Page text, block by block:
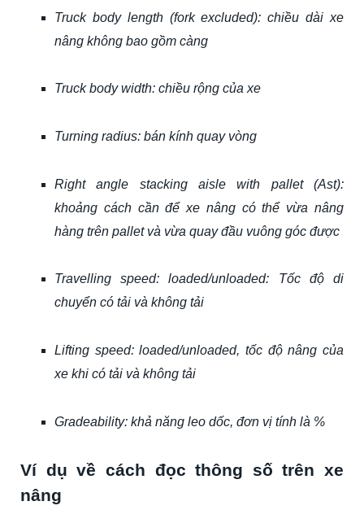
Truck body length (fork excluded): chiều dài xe
nâng không bao gồm càng
Truck body width: chiều rộng của xe
Turning radius: bán kính quay vòng
Right angle stacking aisle with pallet (Ast):
khoảng cách cần để xe nâng có thể vừa nâng
hàng trên pallet và vừa quay đầu vuông góc được
Travelling speed: loaded/unloaded: Tốc độ di
chuyển có tải và không tải
Lifting speed: loaded/unloaded, tốc độ nâng của
xe khi có tải và không tải
Gradeability: khả năng leo dốc, đơn vị tính là %
Ví dụ về cách đọc thông số trên xe
nâng